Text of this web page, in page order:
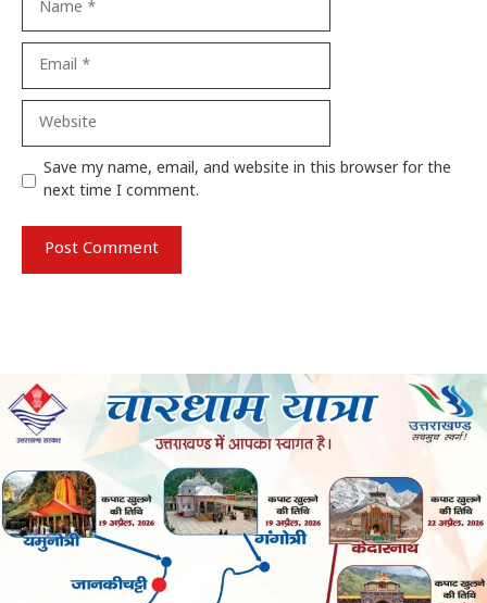
Website
Save my name, email, and website in this browser for the
next time I comment.